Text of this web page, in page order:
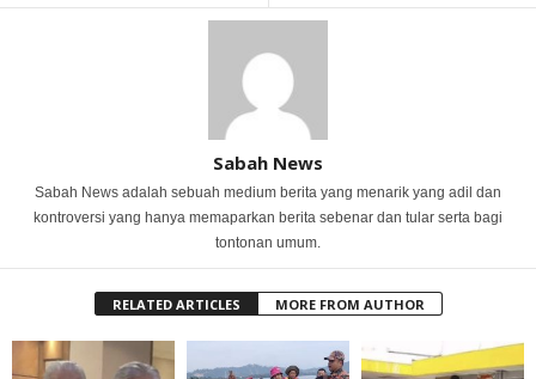
Sabah News
Sabah News adalah sebuah medium berita yang menarik yang adil dan
kontroversi yang hanya memaparkan berita sebenar dan tular serta bagi
tontonan umum.
RELATED ARTICLES MORE FROM AUTHOR